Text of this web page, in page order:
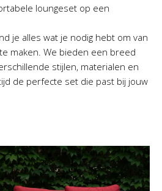
loungeset op een
je alles wat je nodig hebt om van
maken. We bieden een breed
stijlen, materialen en
de perfecte set die past bij jouw